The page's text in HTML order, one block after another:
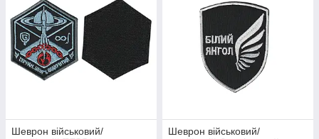
Шеврон військовий/
Шеврон військовий/